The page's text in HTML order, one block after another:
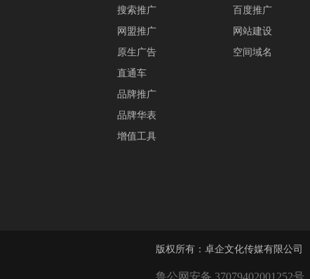
搜索推广
网盟推广
原生广告
直通车
品牌推广
品牌华表
增值工具
百度推广
网站建设
空间域名
版权所有：卓企文化传媒有限公司
鲁公网安备 37079402001252号